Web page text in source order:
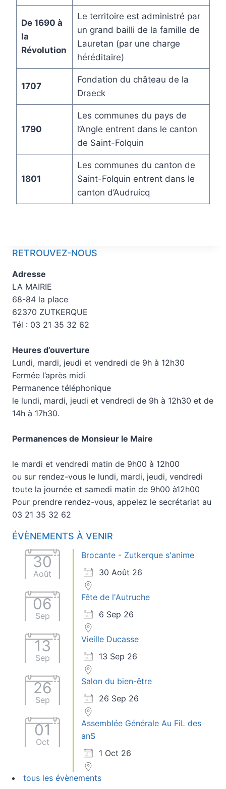
De 1690 à
la
Révolution
Le territoire est administré par
un grand bailli de la famille de
Lauretan (par une charge
héréditaire)
1707
Fondation du château de la
Draeck
1790
Les communes du pays de
l’Angle entrent dans le canton
de Saint-Folquin
1801
Les communes du canton de
Saint-Folquin entrent dans le
canton d’Audruicq
RETROUVEZ-NOUS
Adresse
LA MAIRIE
68-84 la place
62370 ZUTKERQUE
Tél : 03 21 35 32 62
Heures d’ouverture
Lundi, mardi, jeudi et vendredi de 9h à 12h30
Fermée l’après midi
Permanence téléphonique
le lundi, mardi, jeudi et vendredi de 9h à 12h30 et de
14h à 17h30.
Permanences de Monsieur le Maire
le mardi et vendredi matin de 9h00 à 12h00
ou sur rendez-vous le lundi, mardi, jeudi, vendredi
toute la journée et samedi matin de 9h00 à12h00
Pour prendre rendez-vous, appelez le secrétariat au
03 21 35 32 62
ÉVÈNEMENTS À VENIR
30
Août
Brocante - Zutkerque s'anime
30 Août 26
06
Sep
Fête de l'Autruche
6 Sep 26
13
Sep
Vieille Ducasse
13 Sep 26
26
Sep
Salon du bien-être
26 Sep 26
01
Oct
Assemblée Générale Au FiL des
anS
1 Oct 26
tous les évènements